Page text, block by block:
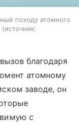
походу атомного
источник:
благодаря
атомному
заводе, он
с